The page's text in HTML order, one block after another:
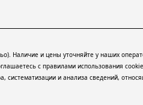
Наличие и цены уточняйте у наших
с правилами использования cookie
и анализа сведений,